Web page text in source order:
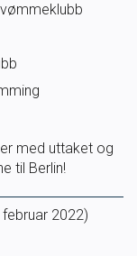
med uttaket og
til Berlin!
2022)